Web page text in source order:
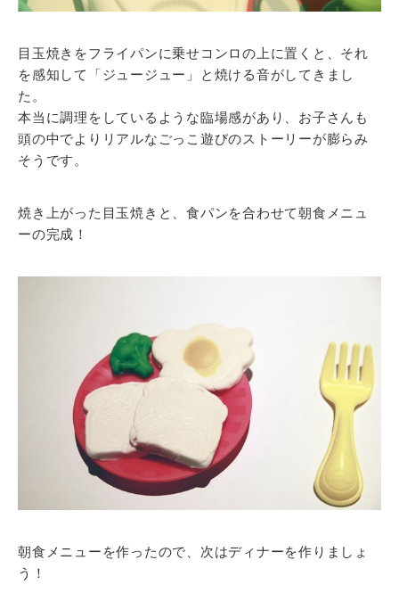
目玉焼きをフライパンに乗せコンロの上に置くと、それ
を感知して「ジュージュー」と焼ける音がしてきまし
た。
本当に調理をしているような臨場感があり、お子さんも
頭の中でよりリアルなごっこ遊びのストーリーが膨らみ
そうです。
焼き上がった目玉焼きと、食パンを合わせて朝食メニュ
ーの完成！
朝食メニューを作ったので、次はディナーを作りましょ
う！